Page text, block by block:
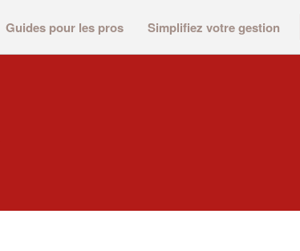
Guides pour les pros Simplifiez votre gestion